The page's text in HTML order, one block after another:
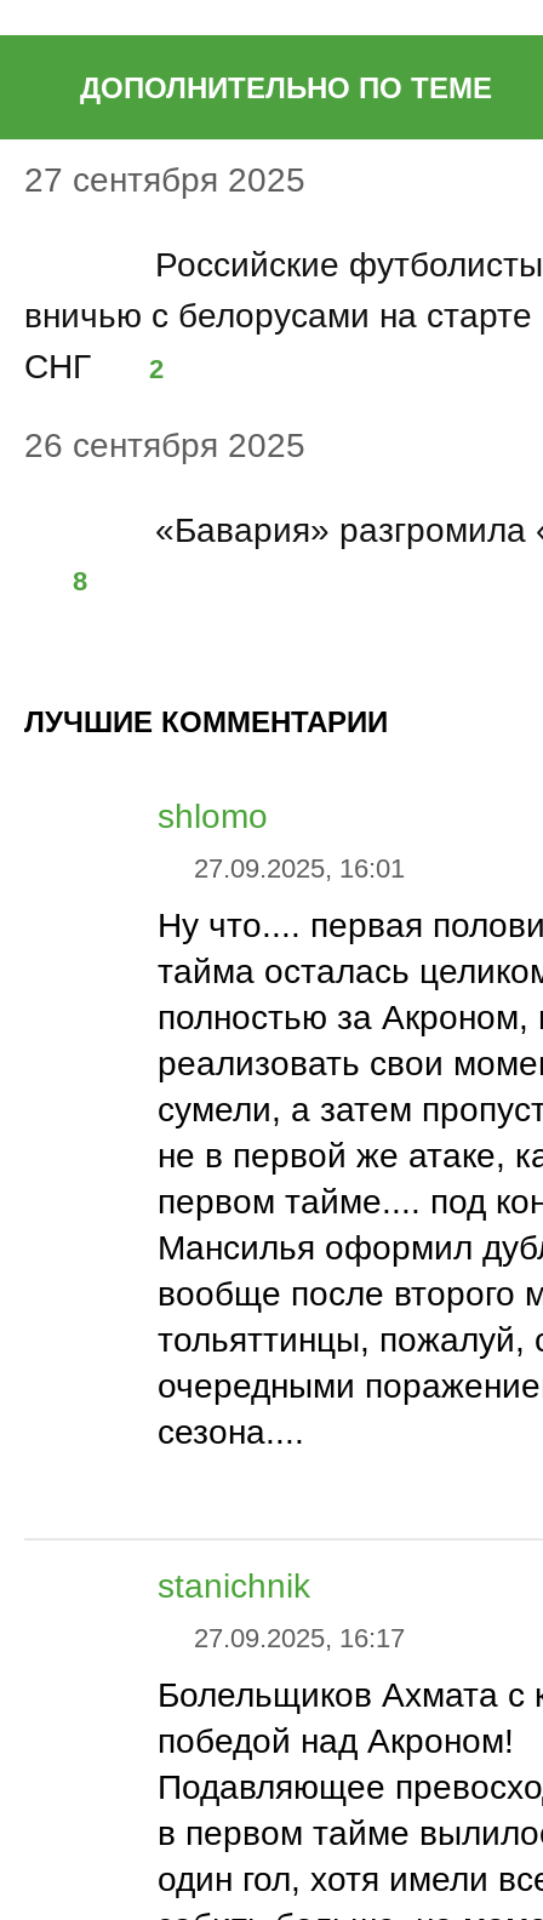
ДОПОЛНИТЕЛЬНО ПО ТЕМЕ
27 сентября 2025
Российские
вничью с белорусами на старте
СНГ
2
26 сентября 2025
«Бавария» разгромила
8
ЛУЧШИЕ КОММЕНТАРИИ
shlomo
27.09.2025, 16:01
Ну что.... первая
тайма осталась
полностью за Акроном,
реализовать свои
сумели, а затем
не в первой же атаке,
первом тайме.... под
Мансилья оформил
вообще после второго
тольяттинцы, пожалуй,
очередными
сезона....
stanichnik
27.09.2025, 16:17
Болельщиков Ахмата с
победой над Акроном!
Подавляющее
в первом тайме
один гол, хотя имели